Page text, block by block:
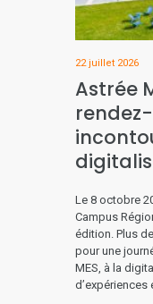
22 juillet 2026
Astrée
Le 8 octobre
Campus
édition. Plus
pour une
MES, à la
d’expériences